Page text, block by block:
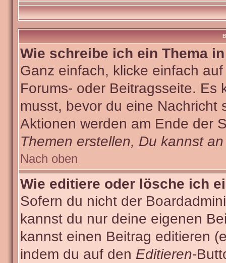
Wie schreibe ich ein Thema
Ganz einfach, klicke einfach
Forums- oder Beitragsseite. Es
musst, bevor du eine
Aktionen werden am Ende der
Themen erstellen, Du kannst
Nach oben
Wie editiere oder lösche ich
Sofern du nicht der
kannst du nur deine eigenen
kannst einen Beitrag editieren
indem du auf den Editieren-